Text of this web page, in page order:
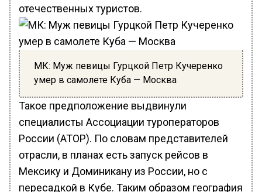
отечественных туристов.
МК: Муж певицы Гурцкой Петр Кучеренко
умер в самолете Куба — Москва
Такое предположение выдвинули
специалисты Ассоциации туроператоров
России (АТОР). По словам представителей
отрасли, в планах есть запуск рейсов в
Мексику и Доминикану из России, но с
пересадкой в Кубе. Таким образом география